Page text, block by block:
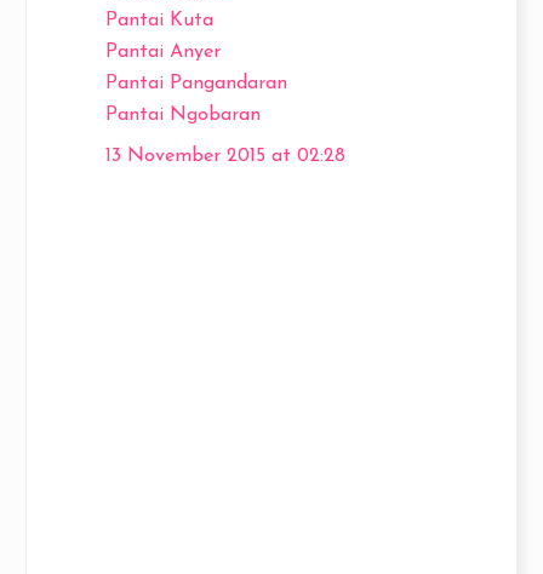
Pantai Kuta
Pantai Anyer
Pantai Pangandaran
Pantai Ngobaran
13 November 2015 at 02:28